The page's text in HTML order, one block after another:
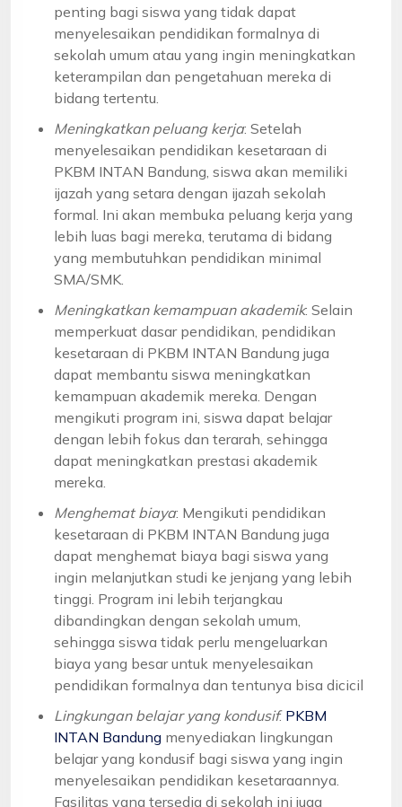
penting bagi siswa yang tidak dapat
menyelesaikan pendidikan formalnya di
sekolah umum atau yang ingin meningkatkan
keterampilan dan pengetahuan mereka di
bidang tertentu.
Meningkatkan peluang kerja: Setelah
menyelesaikan pendidikan kesetaraan di
PKBM INTAN Bandung, siswa akan memiliki
ijazah yang setara dengan ijazah sekolah
formal. Ini akan membuka peluang kerja yang
lebih luas bagi mereka, terutama di bidang
yang membutuhkan pendidikan minimal
SMA/SMK.
Meningkatkan kemampuan akademik: Selain
memperkuat dasar pendidikan, pendidikan
kesetaraan di PKBM INTAN Bandung juga
dapat membantu siswa meningkatkan
kemampuan akademik mereka. Dengan
mengikuti program ini, siswa dapat belajar
dengan lebih fokus dan terarah, sehingga
dapat meningkatkan prestasi akademik
mereka.
Menghemat biaya: Mengikuti pendidikan
kesetaraan di PKBM INTAN Bandung juga
dapat menghemat biaya bagi siswa yang
ingin melanjutkan studi ke jenjang yang lebih
tinggi. Program ini lebih terjangkau
dibandingkan dengan sekolah umum,
sehingga siswa tidak perlu mengeluarkan
biaya yang besar untuk menyelesaikan
pendidikan formalnya dan tentunya bisa dicicil
Lingkungan belajar yang kondusif: PKBM
INTAN Bandung menyediakan lingkungan
belajar yang kondusif bagi siswa yang ingin
menyelesaikan pendidikan kesetaraannya.
Fasilitas yang tersedia di sekolah ini juga